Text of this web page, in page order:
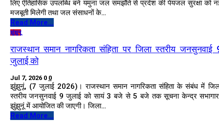
लिए ऐतिहासिक उपलब्धि बने यमुना जल समझौते से प्रदेश की पेयजल सुरक्षा को
मजबूती मिलेगी तथा जल संसाधनों के…
Read More...
झुंझुनू
राजस्थान समान नागरिकता संहिता पर जिला स्तरीय जनसुनवाई
जुलाई को
Jul 7, 2026 0 0
झुंझुनूं, (7 जुलाई 2026)। राजस्थान समान नागरिकता संहिता के संबंध में
स्तरीय जनसुनवाई 9 जुलाई को सायं 3 बजे से 5 बजे तक सूचना केन्द्र
झुंझुनूं में आयोजित की जाएगी। जिला…
Read More...